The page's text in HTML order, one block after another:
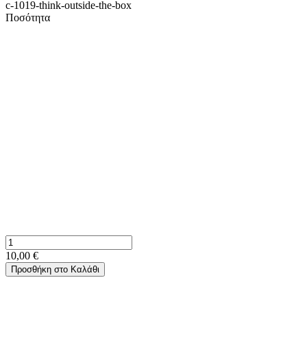
c-1019-think-outside-the-box
Ποσότητα
10,00 €
Προσθήκη στο Καλάθι